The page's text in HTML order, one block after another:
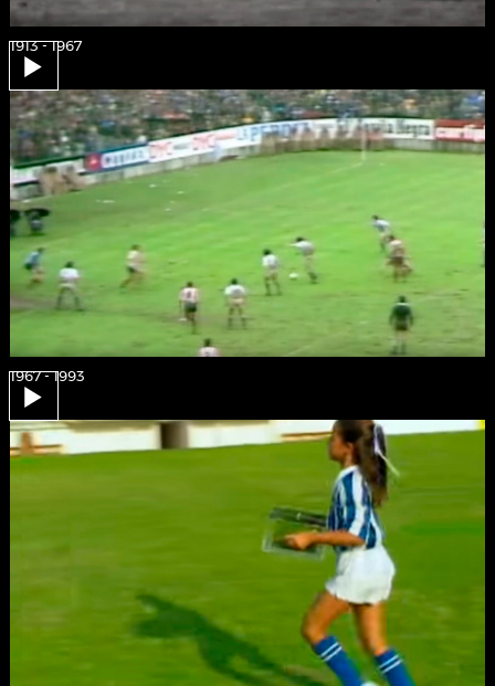
1913 - 1967
1967 - 1993